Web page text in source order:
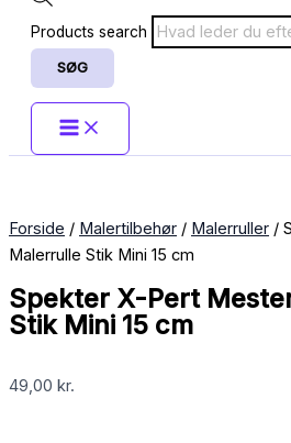
Products search
SØG
Forside / Malertilbehør / Malerruller /
Malerrulle Stik Mini 15 cm
Spekter X-Pert
Stik Mini 15 cm
49,00 kr.